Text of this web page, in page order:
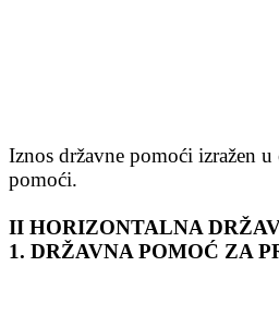
Iznos državne pomoći izražen
pomoći.
II HORIZONTALNA DR
1. DRŽAVNA POMOĆ ZA